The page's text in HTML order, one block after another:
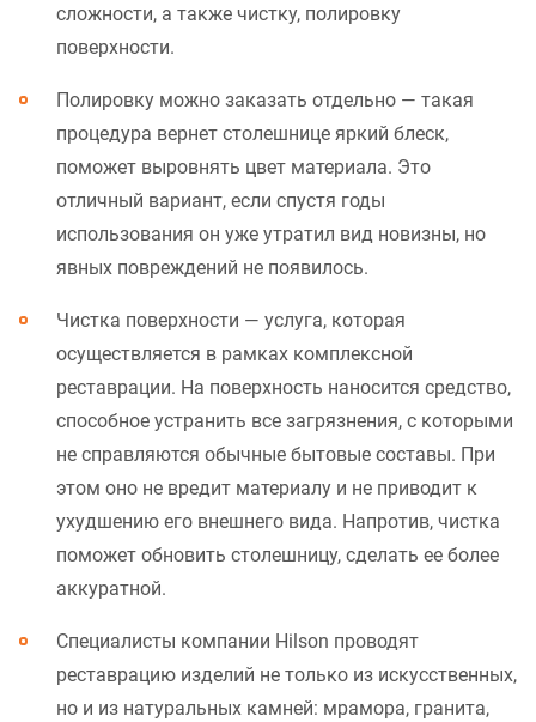
сложности, а также чистку, полировку
поверхности.
Полировку можно заказать отдельно — такая
процедура вернет столешнице яркий блеск,
поможет выровнять цвет материала. Это
отличный вариант, если спустя годы
использования он уже утратил вид новизны, но
явных повреждений не появилось.
Чистка поверхности — услуга, которая
осуществляется в рамках комплексной
реставрации. На поверхность наносится средство,
способное устранить все загрязнения, с которыми
не справляются обычные бытовые составы. При
этом оно не вредит материалу и не приводит к
ухудшению его внешнего вида. Напротив, чистка
поможет обновить столешницу, сделать ее более
аккуратной.
Специалисты компании Hilson проводят
реставрацию изделий не только из искусственных,
но и из натуральных камней: мрамора, гранита,